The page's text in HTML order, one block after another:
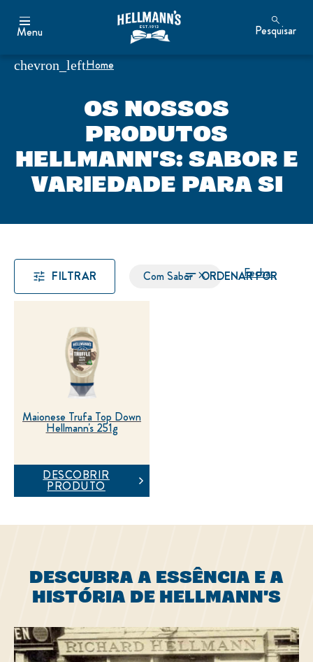
Menu Pesquisar
Home
OS NOSSOS
PRODUTOS
HELLMANN'S: SABOR E
VARIEDADE PARA SI
FILTRAR Com Sabor Fechar
Maionese Trufa Top Down
Hellmann's 251g
DESCOBRIR
PRODUTO
DESCUBRA A ESSÊNCIA E A
HISTÓRIA DE HELLMANN'S